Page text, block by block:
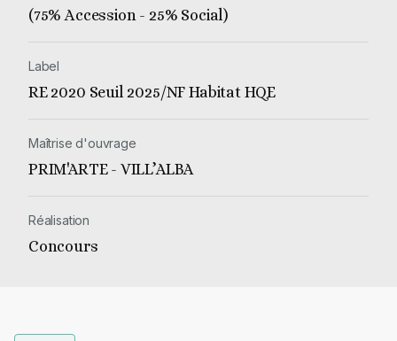
(75% Accession - 25% Social)
Label
RE 2020 Seuil 2025/NF Habitat HQE
Maîtrise d'ouvrage
PRIM'ARTE - VILL’ALBA
Réalisation
Concours